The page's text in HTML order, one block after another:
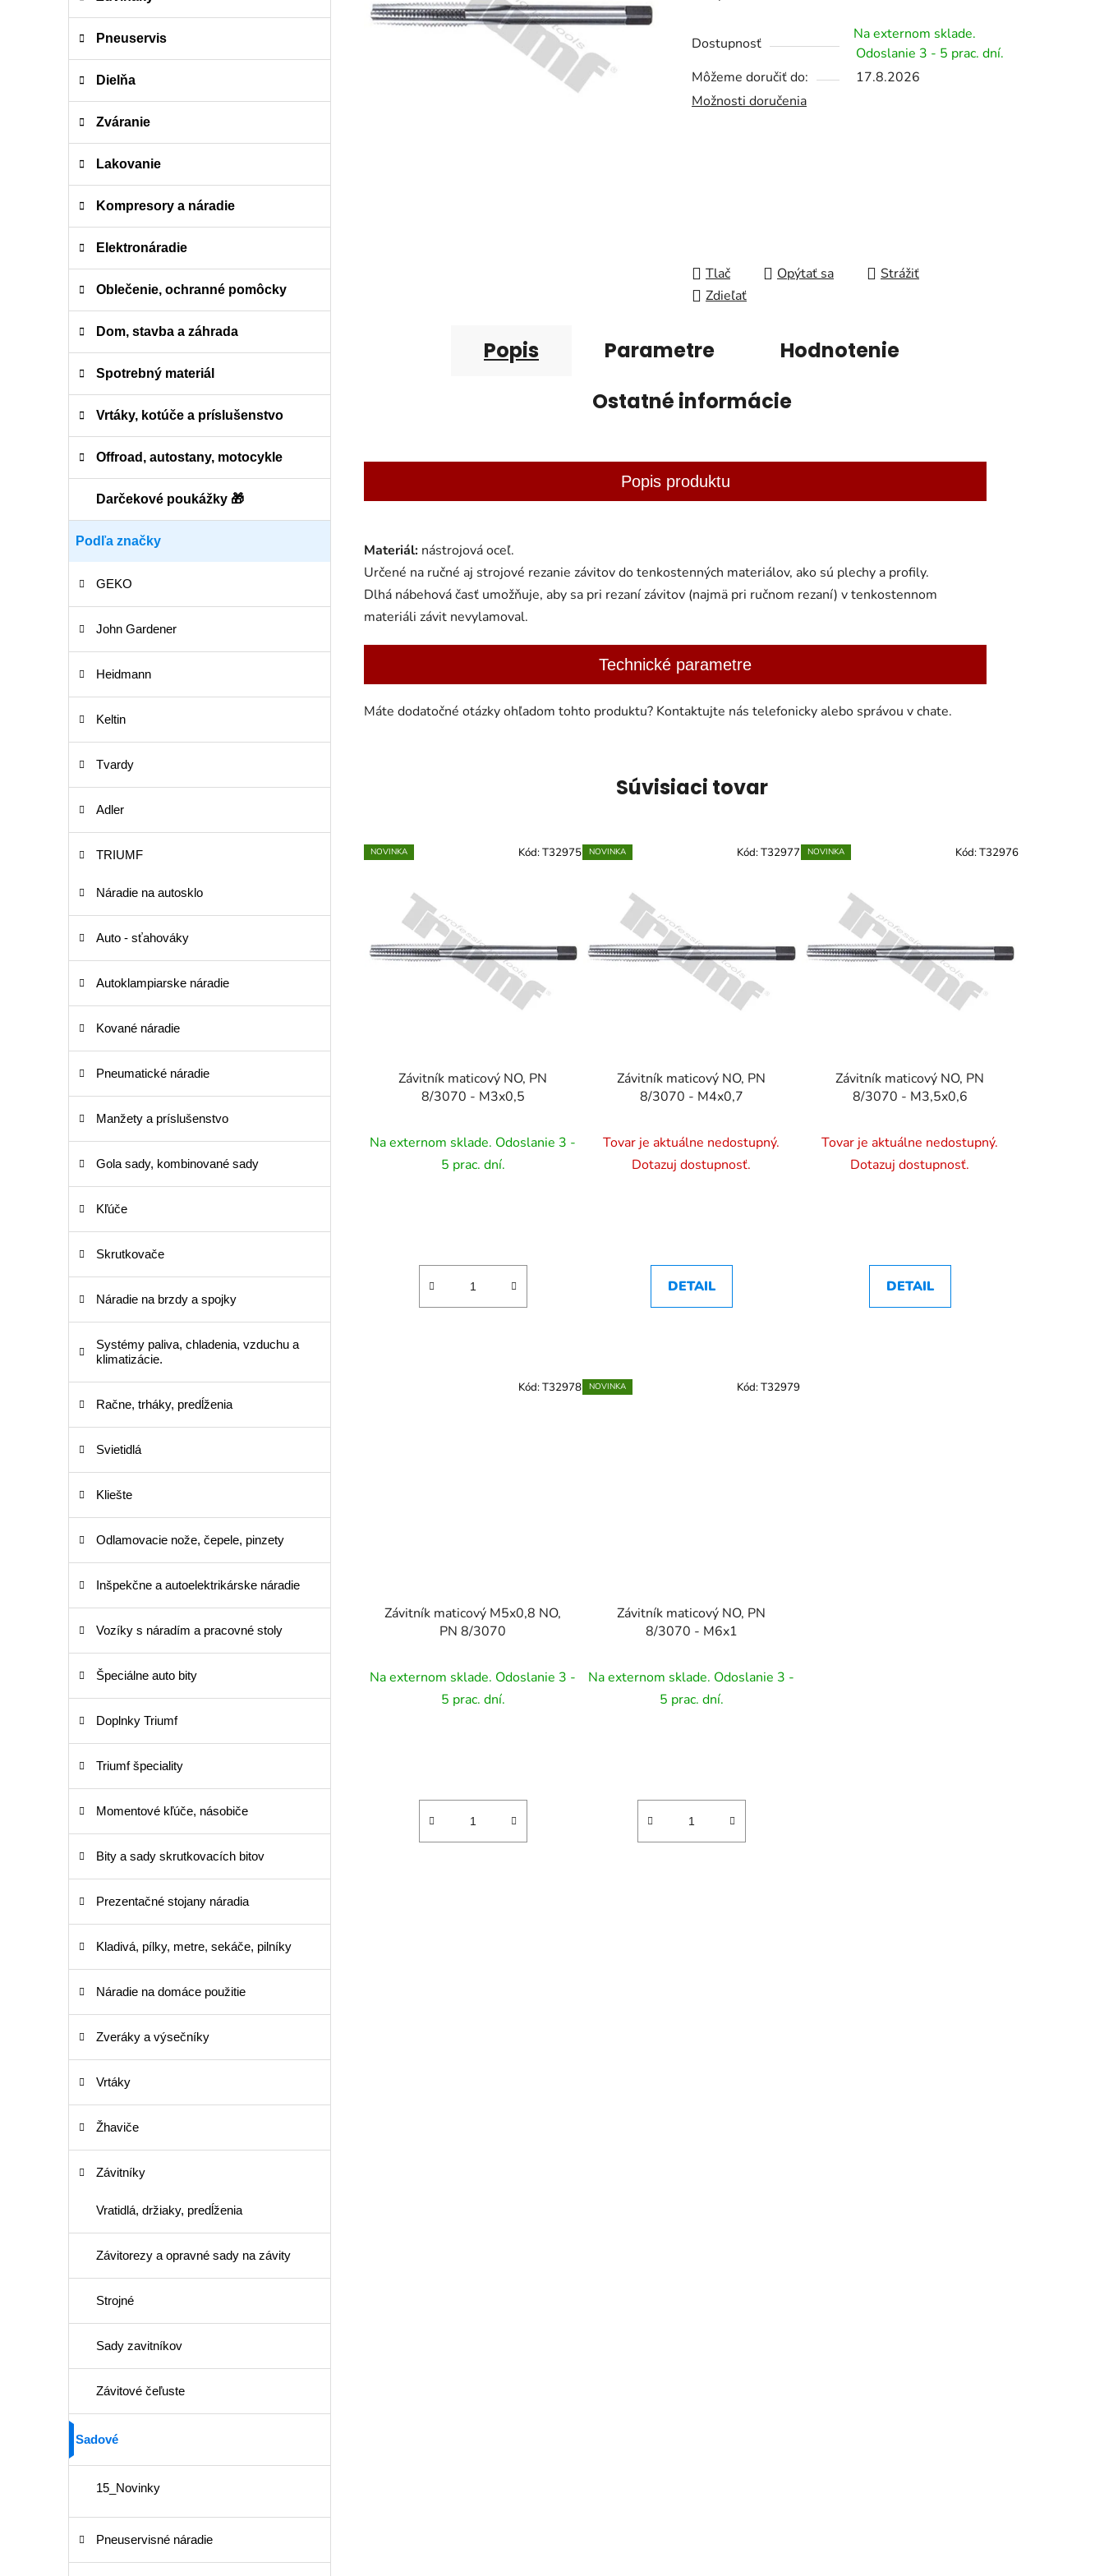
n
Pneuservis
Dielňa
Zváranie
Lakovanie
Kompresory a náradie
Elektronáradie
Oblečenie, ochranné pomôcky
Dom, stavba a záhrada
Spotrebný materiál
Vrtáky, kotúče a príslušenstvo
Offroad, autostany, motocykle
Darčekové poukážky 🎁
Podľa značky
GEKO
John Gardener
Heidmann
Keltin
Tvardy
Adler
TRIUMF
Náradie na autosklo
Auto - sťahováky
Autoklampiarske náradie
Kované náradie
Pneumatické náradie
Manžety a príslušenstvo
Gola sady, kombinované sady
Kľúče
Skrutkovače
Náradie na brzdy a spojky
Systémy paliva, chladenia, vzduchu a
klimatizácie.
Račne, trháky, predĺženia
Svietidlá
Kliešte
Odlamovacie nože, čepele, pinzety
Inšpekčne a autoelektrikárske náradie
Vozíky s náradím a pracovné stoly
Špeciálne auto bity
Doplnky Triumf
Triumf špeciality
Momentové kľúče, násobiče
Bity a sady skrutkovacích bitov
Prezentačné stojany náradia
Kladivá, pílky, metre, sekáče, pilníky
Náradie na domáce použitie
Zveráky a výsečníky
Vrtáky
Žhaviče
Závitníky
Vratidlá, držiaky, predĺženia
Závitorezy a opravné sady na závity
Strojné
Sady zavitníkov
Závitové čeľuste
Sadové
15_Novinky
Pneuservisné náradie
z
5
hviezdičiek.
Dostupnosť
Na externom sklade.
Odoslanie 3 - 5 prac. dní.
Môžeme doručiť do:
17.8.2026
Možnosti doručenia
Tlač Opýtať sa
Strážiť
Zdieľať
Popis Parametre
Hodnotenie
Ostatné informácie
Popis produktu
Materiál: nástrojová oceľ.
Určené na ručné aj strojové rezanie závitov do tenkostenných materiálov, ako sú plechy a profily.
Dlhá nábehová časť umožňuje, aby sa pri rezaní závitov (najmä pri ručnom rezaní) v tenkostennom
materiáli závit nevylamoval.
Technické parametre
Máte dodatočné otázky ohľadom tohto produktu? Kontaktujte nás telefonicky alebo správou v chate.
Súvisiaci tovar
NOVINKA
Závitník maticový NO, PN
8/3070 - M3x0,5
Na externom sklade. Odoslanie 3 -
5 prac. dní.
Kód:T32975 NOVINKA
Závitník maticový NO, PN
8/3070 - M4x0,7
Tovar je aktuálne nedostupný.
Dotazuj dostupnosť.
DETAIL
Kód:T32977 NOVINKA
Závitník maticový NO, PN
8/3070 - M3,5x0,6
Tovar je aktuálne nedostupný.
Dotazuj dostupnosť.
DETAIL
Kód:T32976
Závitník maticový M5x0,8 NO,
PN 8/3070
Na externom sklade. Odoslanie 3 -
5 prac. dní.
Kód:T32978 NOVINKA
Závitník maticový NO, PN
8/3070 - M6x1
Na externom sklade. Odoslanie 3 -
5 prac. dní.
Kód:T32979